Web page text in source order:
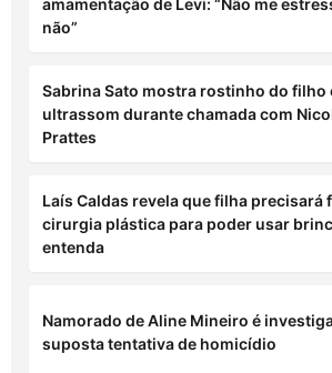
não”
Sabrina Sato mostra rostinho do filho
ultrassom durante chamada com
Prattes
Laís Caldas revela que filha precisará
cirurgia plástica para poder usar
entenda
Namorado de Aline Mineiro é
suposta tentativa de homicídio